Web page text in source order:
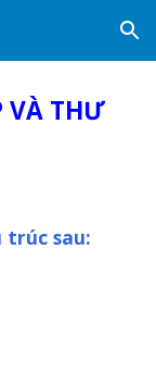
Skip to navigation
VÀ THƯ
trúc sau: